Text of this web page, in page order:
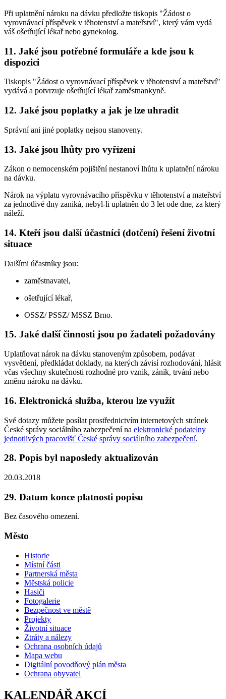
Při uplatnění nároku na dávku předložte tiskopis "Žádost o
vyrovnávací příspěvek v těhotenství a mateřství", který vám vydá
váš ošetřující lékař nebo gynekolog.
11. Jaké jsou potřebné formuláře a kde jsou k
dispozici
Tiskopis "Žádost o vyrovnávací příspěvek v těhotenství a mateřství"
vydává a potvrzuje ošetřující lékař zaměstnankyně.
12. Jaké jsou poplatky a jak je lze uhradit
Správní ani jiné poplatky nejsou stanoveny.
13. Jaké jsou lhůty pro vyřízení
Zákon o nemocenském pojištění nestanoví lhůtu k uplatnění nároku
na dávku.
Nárok na výplatu vyrovnávacího příspěvku v těhotenství a mateřství
za jednotlivé dny zaniká, nebyl-li uplatněn do 3 let ode dne, za který
náleží.
14. Kteří jsou další účastníci (dotčení) řešení životní
situace
Dalšími účastníky jsou:
zaměstnavatel,
ošetřující lékař,
OSSZ/ PSSZ/ MSSZ Brno.
15. Jaké další činnosti jsou po žadateli požadovány
Uplatňovat nárok na dávku stanoveným způsobem, podávat
vysvětlení, předkládat doklady, na kterých závisí rozhodování, hlásit
včas všechny skutečnosti rozhodné pro vznik, zánik, trvání nebo
změnu nároku na dávku.
16. Elektronická služba, kterou lze využít
Své dotazy můžete posílat prostřednictvím internetových stránek
České správy sociálního zabezpečení na elektronické podatelny
jednotlivých pracovišť České správy sociálního zabezpečení.
28. Popis byl naposledy aktualizován
20.03.2018
29. Datum konce platnosti popisu
Bez časového omezení.
Město
Historie
Místní části
Partnerská města
Městská policie
Hasiči
Fotogalerie
Bezpečnost ve městě
Projekty
Životní situace
Ztráty a nálezy
Ochrana osobních údajů
Mapa webu
Digitální povodňový plán města
Ochrana obyvatel
KALENDÁŘ AKCÍ